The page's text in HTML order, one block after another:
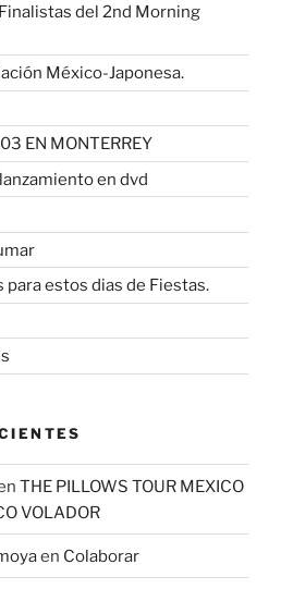
del 2nd Morning
México-Japonesa.
EN MONTERREY
en dvd
estos dias de Fiestas.
THE PILLOWS TOUR MEXICO
VOLADOR
en Colaborar